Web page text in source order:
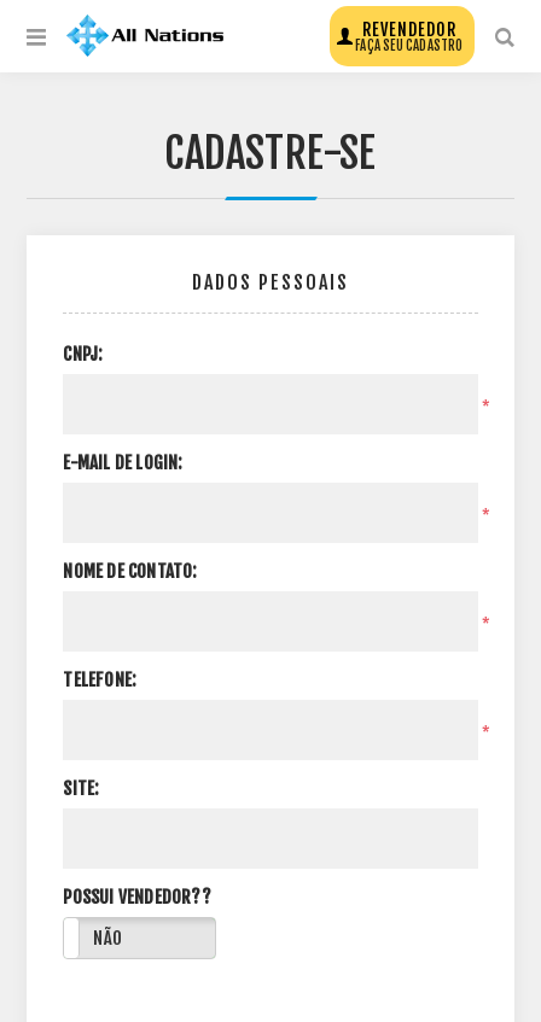
REVENDEDOR
FAÇA SEU CADASTRO
CADASTRE-SE
DADOS PESSOAIS
CNPJ:
*
E-MAIL DE LOGIN:
*
NOME DE CONTATO:
*
TELEFONE:
*
SITE:
POSSUI VENDEDOR??
NÃO